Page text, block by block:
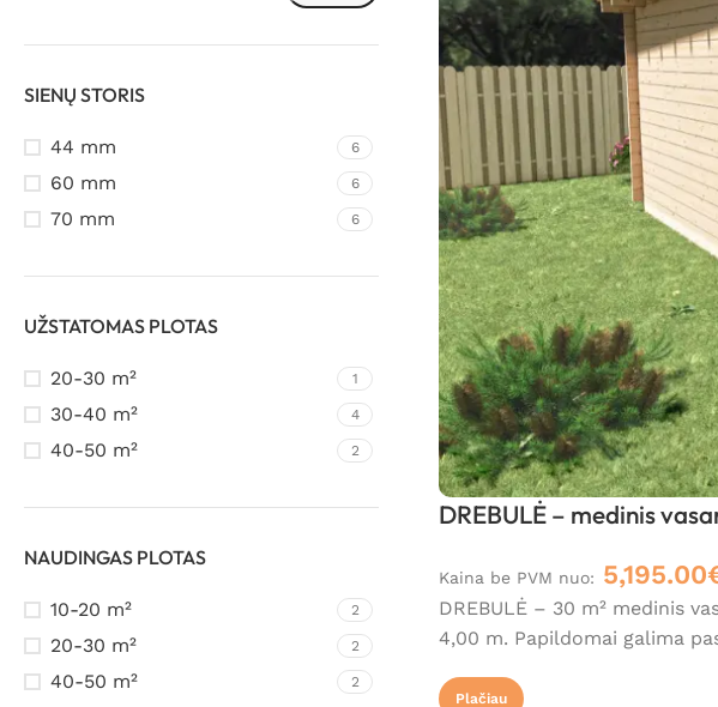
SIENŲ STORIS
44 mm 6
60 mm 6
70 mm 6
UŽSTATOMAS PLOTAS
20-30 m² 1
30-40 m² 4
40-50 m² 2
NAUDINGAS PLOTAS
10-20 m² 2
20-30 m² 2
40-50 m² 2
DREBULĖ – medinis
Kaina be PVM nuo: 5,195.00
DREBULĖ – 30 m² medinis
4,00 m. Papildomai galima
Plačiau